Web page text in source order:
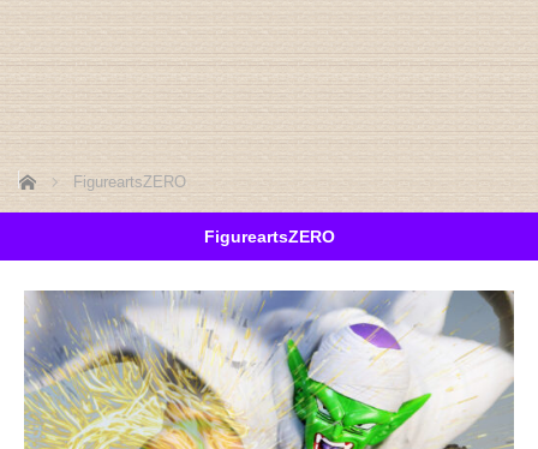
ホーム FigureartsZERO
FigureartsZERO